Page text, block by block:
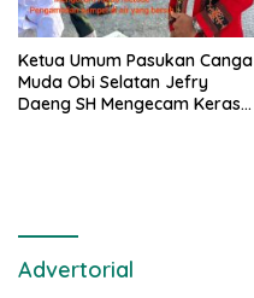
Ketua Umum Pasukan Canga
Muda Obi Selatan Jefry
Daeng SH Mengecam Keras
Advertorial